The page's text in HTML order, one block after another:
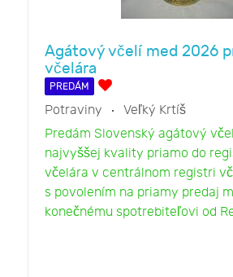
Agátový včelí med 2026
včelára
PREDÁM
Potraviny
Veľký Krtíš
Predám Slovenský agátový
najvyššej kvality priamo do
včelára v centrálnom registri
s povolením na priamy predaj
konečnému spotrebiteľovi od